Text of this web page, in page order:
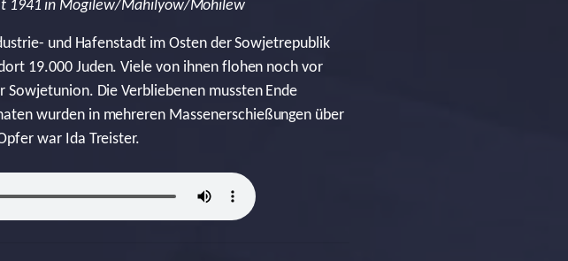
1941 in Mogilew/Mahilyow/Mohilew
und Hafenstadt im Osten der Sowjetrepublik
19.000 Juden. Viele von ihnen flohen noch vor
Sowjetunion. Die Verbliebenen mussten Ende
wurden in mehreren Massenerschießungen über
war Ida Treister.